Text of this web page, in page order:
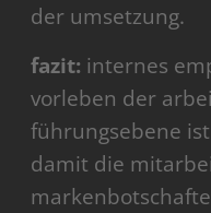
der umsetzung.
fazit: internes
vorleben der
führungsebene
damit die